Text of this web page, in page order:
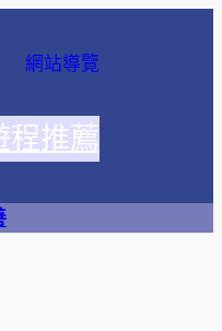
網站導覽
程推薦